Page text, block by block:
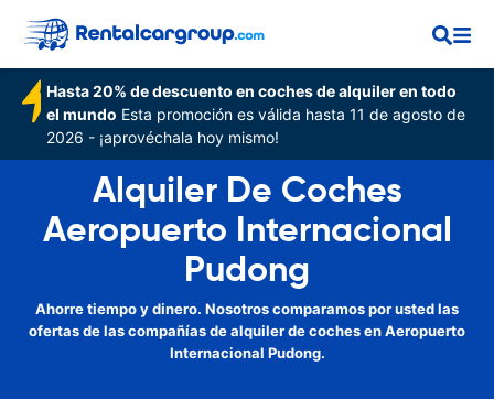
Hasta 20% de descuento en coches de alquiler en todo
el mundo Esta promoción es válida hasta 11 de agosto de
2026 - ¡aprovéchala hoy mismo!
Alquiler De Coches
Aeropuerto Internacional
Pudong
Ahorre tiempo y dinero. Nosotros comparamos por usted las
ofertas de las compañías de alquiler de coches en Aeropuerto
Internacional Pudong.